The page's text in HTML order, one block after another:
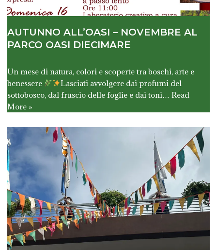
AUTUNNO ALL’OASI – NOVEMBRE AL
PARCO OASI DIECIMARE
Un mese di natura, colori e scoperte tra boschi, arte e
benessere
Lasciati avvolgere dai profumi del
sottobosco, dal fruscio delle foglie e dai toni… Read
More »